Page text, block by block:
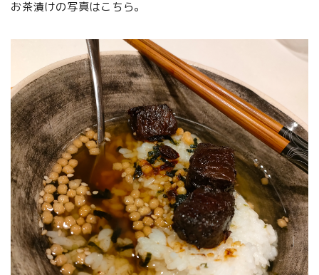
お茶漬けの写真はこちら。